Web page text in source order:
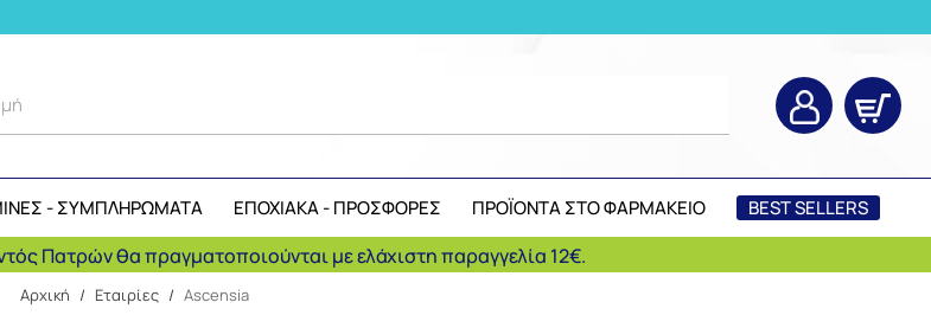
- ΣΥΜΠΛΗΡΩΜΑΤΑ ΕΠΟΧΙΑΚΑ - ΠΡΟΣΦΟΡΕΣ ΠΡΟΪΟΝΤΑ ΣΤΟ ΦΑΡΜΑΚΕΙΟ BEST SELLERS
Πατρών θα πραγματοποιούνται με ελάχιστη παραγγελία 12€.
Αρχική / Εταιρίες / Ascensia